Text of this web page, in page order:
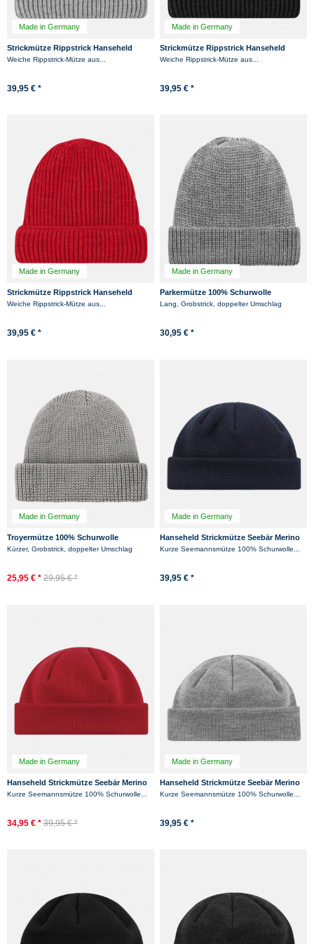
Made in Germany
Strickmütze Rippstrick Hanseheld
100% Schurwolle (Merino) - Grau
Weiche Rippstrick-Mütze aus...
39,95 € *
Made in Germany
Strickmütze Rippstrick Hanseheld
100% Schurwolle (Merino) - Anthrazit
Weiche Rippstrick-Mütze aus...
39,95 € *
Made in Germany
Strickmütze Rippstrick Hanseheld
100% Schurwolle (Merino) - Rot
Weiche Rippstrick-Mütze aus...
39,95 € *
Made in Germany
Parkermütze 100% Schurwolle
Hanseheld Strickmütze Wolle - Grau
Lang, Grobstrick, doppelter Umschlag
30,95 € *
Made in Germany
Troyermütze 100% Schurwolle
Hanseheld - Strickmütze aus Wolle -
Kürzer, Grobstrick, doppelter Umschlag
25,95 € * 29,95 € *
Made in Germany
Hanseheld Strickmütze Seebär Merino
Dockermütze kurz flach - Dunkelblau
Kurze Seemannsmütze 100% Schurwolle...
39,95 € *
Made in Germany
Hanseheld Strickmütze Seebär Merino
Dockermütze kurz flach - Rot
Kurze Seemannsmütze 100% Schurwolle...
34,95 € * 39,95 € *
Made in Germany
Hanseheld Strickmütze Seebär Merino
Dockermütze kurz flach - Grau
Kurze Seemannsmütze 100% Schurwolle...
39,95 € *